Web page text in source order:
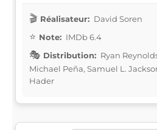
Réalisateur: David Soren
Note: IMDb 6.4
Distribution: Ryan
Michael Peña, Samuel L.
Hader